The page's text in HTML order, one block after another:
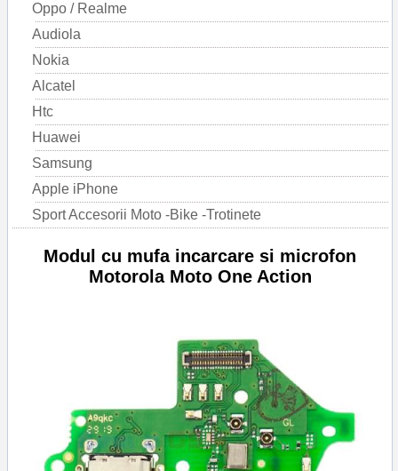
Oppo / Realme
Audiola
Nokia
Alcatel
Htc
Huawei
Samsung
Apple iPhone
Sport Accesorii Moto -Bike -Trotinete
Modul cu mufa incarcare si microfon
Motorola Moto One Action